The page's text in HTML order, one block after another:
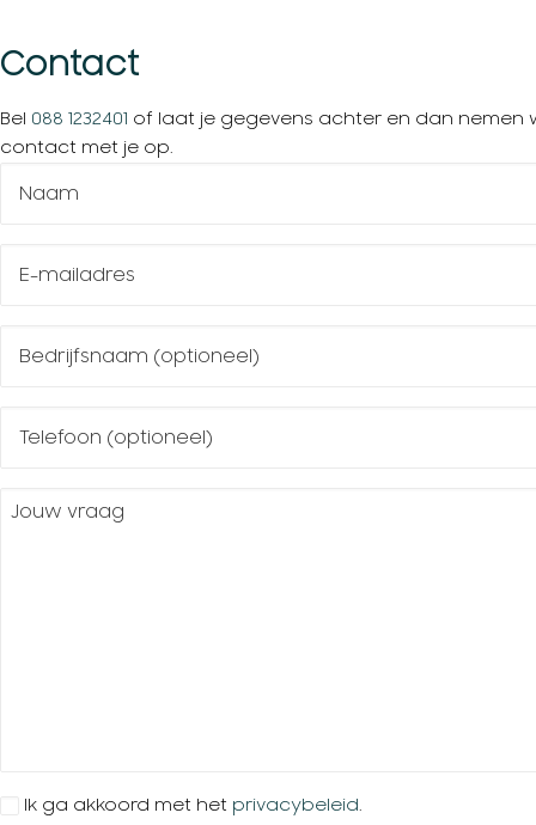
Contact
Bel 088 1232401 of laat je gegevens achter en dan nemen
contact met je op.
Jouw
Instemming
Ik ga akkoord met het privacybeleid.